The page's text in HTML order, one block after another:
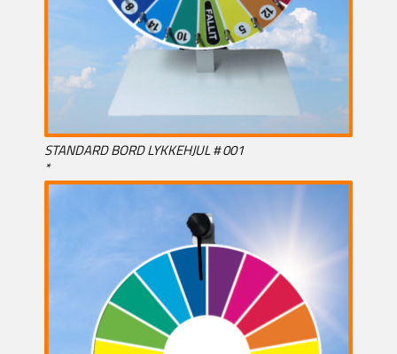
STANDARD BORD LYKKEHJUL # 001
*